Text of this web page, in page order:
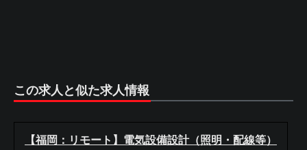
この求人と似た求人情報
【福岡：リモート】電気設備設計（照明・配線等）